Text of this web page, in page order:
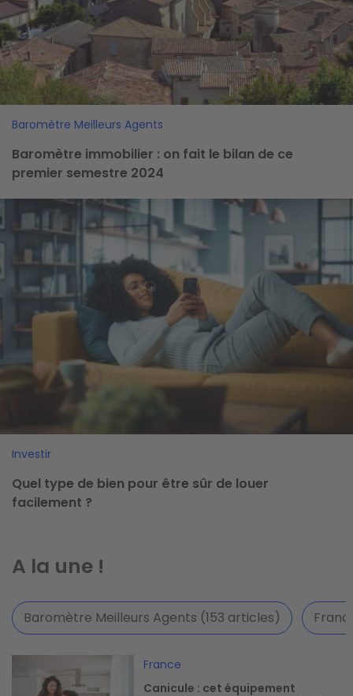
Baromètre Meilleurs Agents
Baromètre immobilier : on fait le bilan de ce
premier semestre 2024
Investir
Quel type de bien pour être sûr de louer
facilement ?
A la une !
Baromètre Meilleurs Agents (153 articles)
France
Canicule : cet équipement